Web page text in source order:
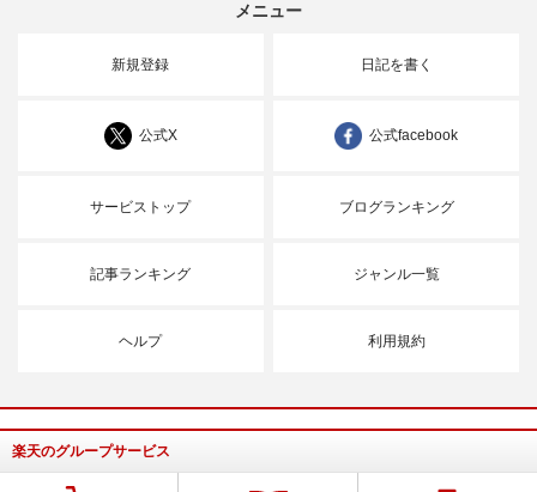
メニュー
新規登録 日記を書く
公式X 公式facebook
サービストップ ブログランキング
記事ランキング ジャンル一覧
ヘルプ 利用規約
楽天のグループサービス